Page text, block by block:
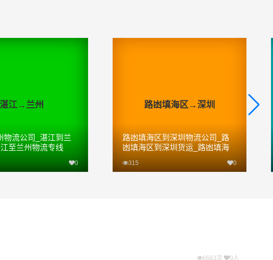
湛江→兰州
物流公司_湛江到兰
至兰州物流专线
0
路凼填海区→深圳
路凼填海区到深圳物流公司_路
凼填海区到深圳货运_路凼填海
315 0
6663次 0人